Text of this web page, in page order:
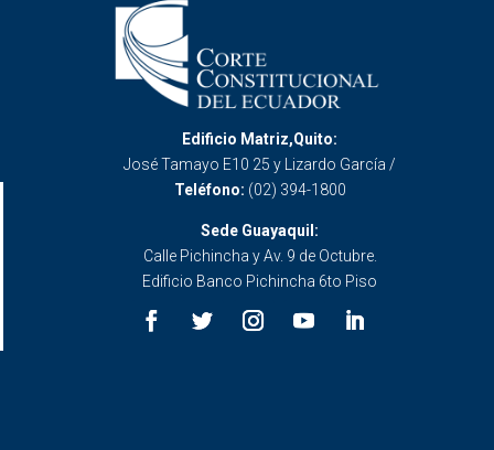
Edificio Matriz,Quito:
José Tamayo E10 25 y Lizardo García /
Teléfono: (02) 394-1800
Sede Guayaquil:
Calle Pichincha y Av. 9 de Octubre.
Edificio Banco Pichincha 6to Piso